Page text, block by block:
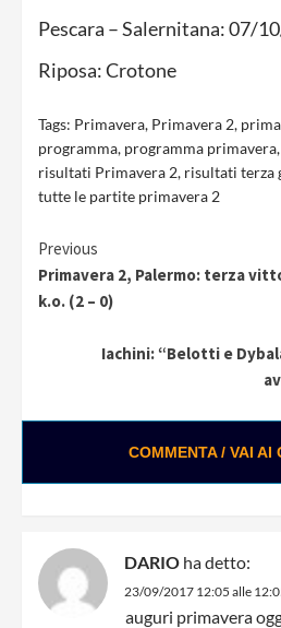
Pescara – Salernitana: 07/
Riposa: Crotone
Tags: Primavera, Primavera 2,
programma, programma primavera,
risultati Primavera 2, risultati terza
tutte le partite primavera 2
Continue
Reading
Previous
Primavera 2, Palermo: terza
k.o. (2 – 0)
Iachini: “Belotti e
COMMENTA / VAI AI
DARIO ha detto:
23/09/2017 12:05 alle
auguri primavera